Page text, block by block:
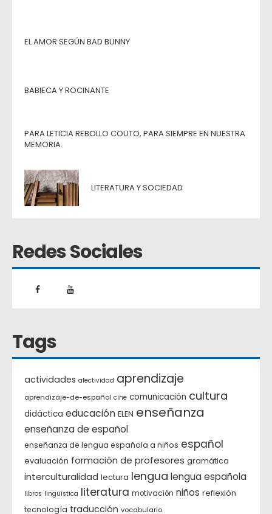
EL AMOR SEGÚN BAD BUNNY
BABIECA Y ROCINANTE
PARA LETICIA REBOLLO COUTO, PARA SIEMPRE EN NUESTRA
MEMORIA.
LITERATURA Y SOCIEDAD
Redes Sociales
Tags
actividades afectividad aprendizaje
aprendizaje-de-español cine comunicación cultura
didáctica educación ELEN enseñanza
enseñanza de español
enseñanza de lengua española a niños español
evaluación formación de profesores gramática
interculturalidad lectura lengua lengua española
libros lingüística literatura motivación niños reflexión
tecnología traducción vocabulario